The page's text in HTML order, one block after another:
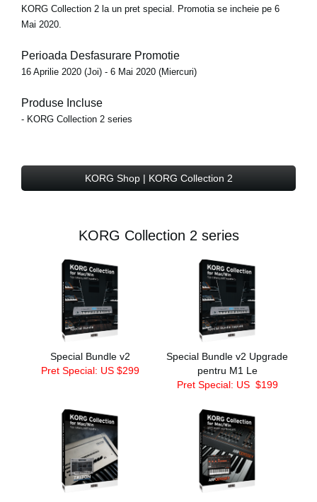
KORG Collection 2 la un pret special. Promotia se incheie pe 6
Mai 2020.
Perioada Desfasurare Promotie
16 Aprilie 2020 (Joi) - 6 Mai 2020 (Miercuri)
Produse Incluse
- KORG Collection 2 series
KORG Shop | KORG Collection 2
KORG Collection 2 series
Special Bundle v2
Pret Special: US $299
Special Bundle v2 Upgrade
pentru M1 Le
Pret Special: US $199